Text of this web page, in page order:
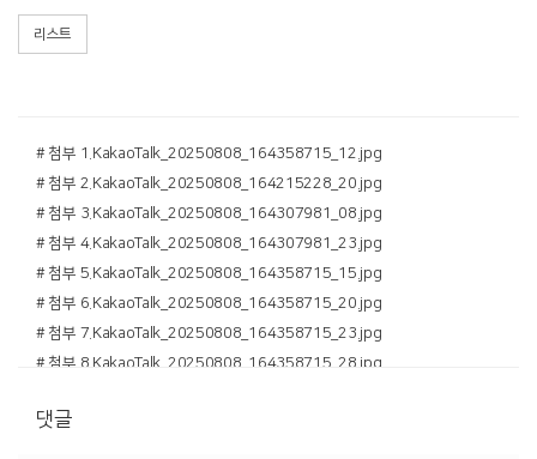
리스트
# 첨부 1.KakaoTalk_20250808_164358715_12.jpg
# 첨부 2.KakaoTalk_20250808_164215228_20.jpg
# 첨부 3.KakaoTalk_20250808_164307981_08.jpg
# 첨부 4.KakaoTalk_20250808_164307981_23.jpg
# 첨부 5.KakaoTalk_20250808_164358715_15.jpg
# 첨부 6.KakaoTalk_20250808_164358715_20.jpg
# 첨부 7.KakaoTalk_20250808_164358715_23.jpg
# 첨부 8.KakaoTalk_20250808_164358715_28.jpg
# 첨부 10.IMG_5377.JPG
댓글